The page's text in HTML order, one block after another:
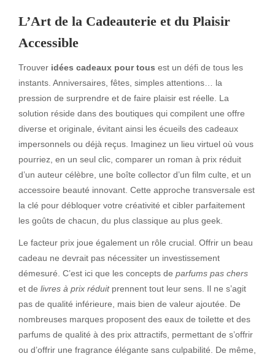
L’Art de la Cadeauterie et du Plaisir
Accessible
Trouver idées cadeaux pour tous est un défi de tous les
instants. Anniversaires, fêtes, simples attentions… la
pression de surprendre et de faire plaisir est réelle. La
solution réside dans des boutiques qui compilent une offre
diverse et originale, évitant ainsi les écueils des cadeaux
impersonnels ou déjà reçus. Imaginez un lieu virtuel où vous
pourriez, en un seul clic, comparer un roman à prix réduit
d’un auteur célèbre, une boîte collector d’un film culte, et un
accessoire beauté innovant. Cette approche transversale est
la clé pour débloquer votre créativité et cibler parfaitement
les goûts de chacun, du plus classique au plus geek.
Le facteur prix joue également un rôle crucial. Offrir un beau
cadeau ne devrait pas nécessiter un investissement
démesuré. C’est ici que les concepts de parfums pas chers
et de livres à prix réduitprennent tout leur sens. Il ne s’agit
pas de qualité inférieure, mais bien de valeur ajoutée. De
nombreuses marques proposent des eaux de toilette et des
parfums de qualité à des prix attractifs, permettant de s’offrir
ou d’offrir une fragrance élégante sans culpabilité. De même,